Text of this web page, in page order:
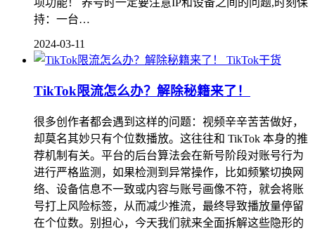
持：一台…
2024-03-11
TikTok干货
TikTok限流怎么办？解除秘籍来了！
很多创作者都会遇到这样的问题：视频辛辛苦苦做好，
却莫名其妙只有个位数播放。这往往和 TikTok 本身的推
荐机制有关。平台的后台算法会在新号阶段对账号行为
进行严格监测，如果检测到异常操作，比如频繁切换网
络、设备信息不一致或内容与账号画像不符，就会将账
号打上风险标签，从而减少推流，最终导致播放量停留
在个位数。别担心，今天我们就来全面拆解这些隐形的